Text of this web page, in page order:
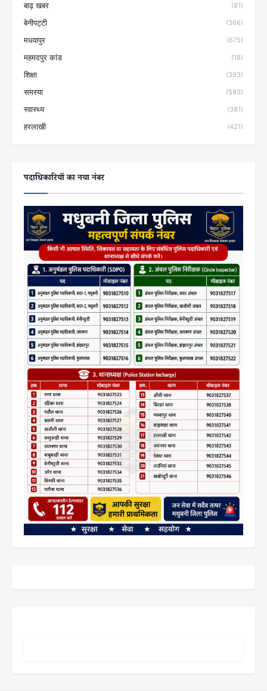
बाढ़ खबर (81)
बेनीपट्टी (366)
मधवापुर (675)
महमदपुर कांड (18)
शिक्षा (393)
समस्या (593)
स्वास्थ्य (381)
हरलाखी (421)
पदाधिकारियों का नया नंबर